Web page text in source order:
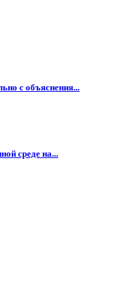
с объяснения...
среде на...